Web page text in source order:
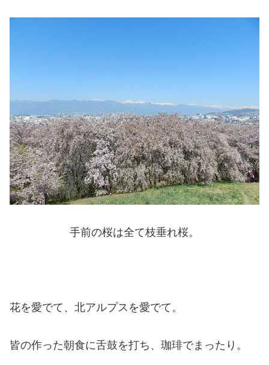
手前の桜は全て枝垂れ桜。
花を愛でて、北アルプスを愛でて。
皆の作った朝食に舌鼓を打ち、珈琲でまったり。